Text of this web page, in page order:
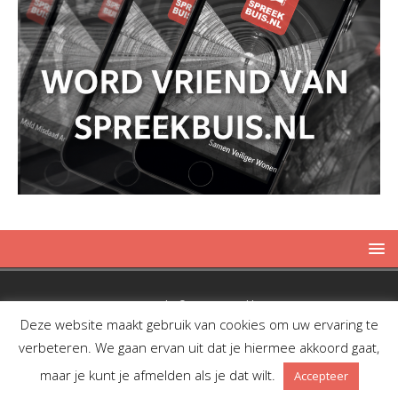
Copyright © 2019 Spreekbuis
Deze website maakt gebruik van cookies om uw ervaring te
verbeteren. We gaan ervan uit dat je hiermee akkoord gaat,
maar je kunt je afmelden als je dat wilt.
Accepteer